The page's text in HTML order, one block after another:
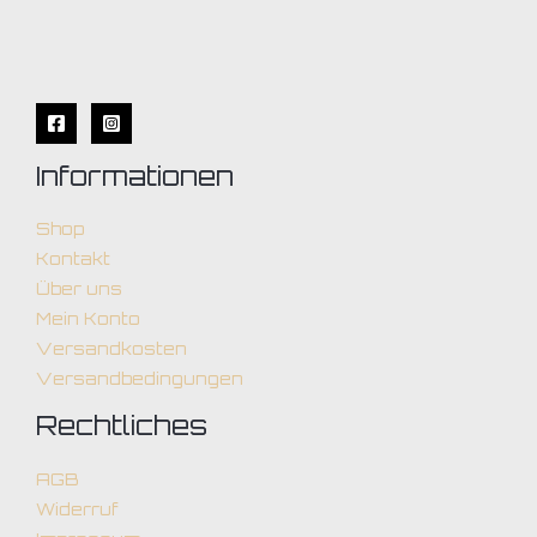
Informationen
Shop
Kontakt
Über uns
Mein Konto
Versandkosten
Versandbedingungen
Rechtliches
AGB
Widerruf